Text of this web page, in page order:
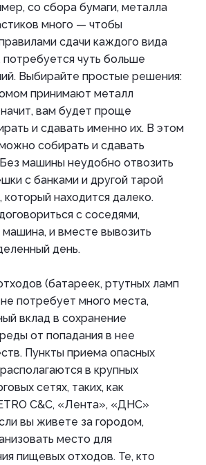
со сбора бумаги, металла
много — чтобы
сдачи каждого вида
чуть больше
Выбирайте простые решения:
принимают металл
вам будет проще
и сдавать именно их. В этом
собирать и сдавать
машины неудобно отвозить
с банками и другой тарой
который находится далеко.
с соседями,
и вместе вывозить
день.
(батареек, ртутных ламп
потребует много места,
вклад в сохранение
от попадания в нее
Пункты приема опасных
в крупных
сетях, таких, как
C&C, «Лента», «ДНС»
вы живете за городом,
место для
пищевых отходов. Те, кто